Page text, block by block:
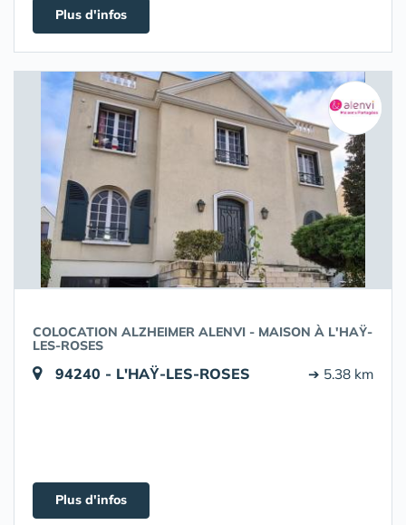
Plus d'infos
COLOCATION ALZHEIMER ALENVI - MAISON À L'HAŸ-
LES-ROSES
94240 - L'HAŸ-LES-ROSES ➔ 5.38 km
Plus d'infos